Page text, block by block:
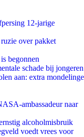
12-jarige
over pakket
begonnen
schade bij jongeren
aan: extra mondelinge
ambassadeur naar
alcoholmisbruik
voedt vrees voor